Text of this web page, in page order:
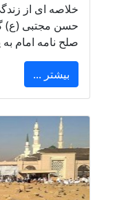
خلاصه ای از
حسن مجتبی (ع)
صلح نامه امام
بیشتر ...